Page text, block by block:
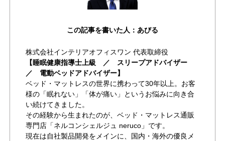
この記事を書いた人：あびる
株式会社インテリアオフィスワン 代表取締役
【睡眠健康指導士上級 ／ スリープアドバイザー
／ 電動ベッドアドバイザー】
ベッド・マットレスの世界に携わって30年以上。お客
様の「眠れない」「体が痛い」というお悩みに向き合
い続けてきました。
その経験から生まれたのが、ベッド・マットレス通販
専門店「ネルコンシェルジュ neruco」です。
現在は自社製品開発をメインに、国内・海外の優良メ